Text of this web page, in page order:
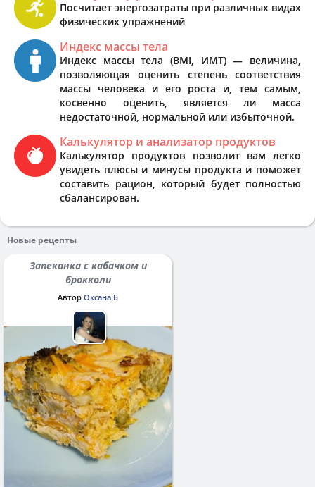
Посчитает энергозатраты при различных видах
физических упражнений
Индекс массы тела
Индекс массы тела (BMI, ИМТ) — величина,
позволяющая оценить степень соответствия
массы человека и его роста и, тем самым,
косвенно оценить, является ли масса
недостаточной, нормальной или избыточной.
Калькулятор и анализатор продуктов
Калькулятор продуктов позволит вам легко
увидеть плюсы и минусы продукта и поможет
составить рацион, который будет полностью
сбалансирован.
Новые рецепты
Запеканка с кабачком и
брокколи
Автор Оксана Б